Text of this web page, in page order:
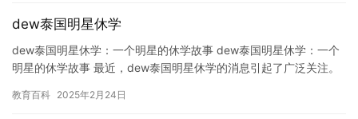
dew泰国明星休学
dew泰国明星休学：一个明星的休学故事 dew泰国明星休学：一个
明星的休学故事 最近，dew泰国明星休学的消息引起了广泛关注。
教育百科 2025年2月24日